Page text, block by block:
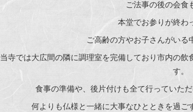
ご法事の後の会食
本堂でお参りが終わ
ご高齢の方やお子さんがいる
当寺では大広間の隣に調理室を完備しており市内の
す。
食事の準備や、後片付けも全て行っていた
何よりも仏様と一緒に大事なひとときを過